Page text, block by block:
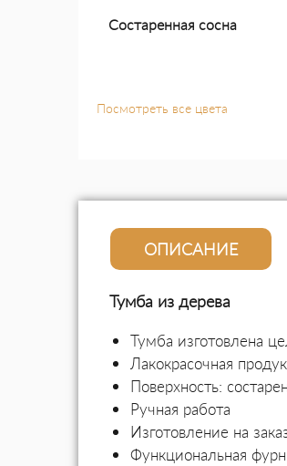
Состаренная сосна
Посмотреть все цвета
ОПИСАНИЕ
Тумба из дерева
Тумба изготовлена
Лакокрасочная
Поверхность:
Ручная работа
Изготовление на
Функциональная